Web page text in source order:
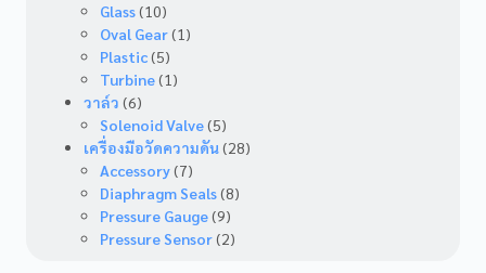
Glass(10)
Oval Gear(1)
Plastic(5)
Turbine(1)
วาล์ว (6)
Solenoid Valve(5)
เครื่องมือวัดความดัน(28)
Accessory(7)
Diaphragm Seals(8)
Pressure Gauge(9)
Pressure Sensor(2)